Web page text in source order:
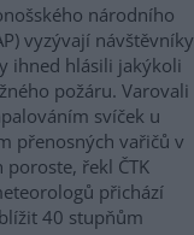
národního
vyzývají návštěvníky
ihned hlásili jakýkoli
požáru. Varovali
svíček u
přenosných vařičů v
řekl ČTK
přichází
40 stupňům